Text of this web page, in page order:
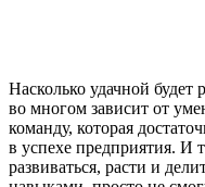
Насколько удачной будет
во многом зависит от
команду, которая
в успехе предприятия. И
развиваться, расти и